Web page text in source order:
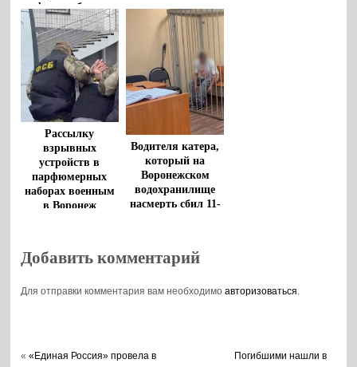
фирмы будут
судить в Воронеже
Рассылку
взрывных
устройств в
парфюмерных
наборах военным
в Воронеж
Водителя катера,
который на
Воронежском
водохранилище
насмерть сбил 11-
Добавить комментарий
Для отправки комментария вам необходимоавторизоваться
««Единая Россия» провела в Погибшими нашли в